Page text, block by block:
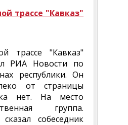
трассе "Кавказ"
трассе "Кавказ"
РИА Новости по
республики. Он
от страницы
нет. На место
группа.
собеседник